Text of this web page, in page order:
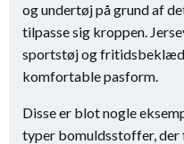
og undertøj på grund af
tilpasse sig kroppen.
sportstøj og
komfortable pasform.
Disse er blot nogle
typer bomuldsstoffer, der